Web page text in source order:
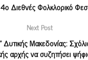
Διεθνές Φολκλορικό
Next Post
Δυτικής Μακεδονίας:
αρχής να συζητήσει